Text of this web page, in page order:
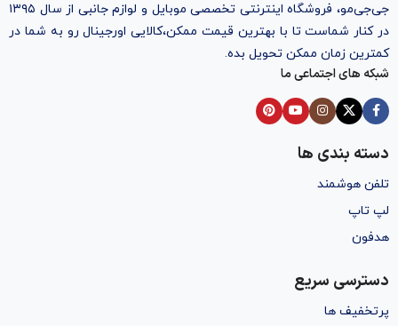
جی‌جی‌مو، فروشگاه اینترنتی تخصصی موبایل و لوازم جانبی از سال ۱۳۹۵
در کنار شماست تا با بهترین قیمت ممکن،‌کالایی اورجینال رو به شما در
کمترین زمان ممکن تحویل بده.
شبکه های اجتماعی ما
دسته بندی ها
تلفن هوشمند
لپ تاپ
هدفون
دسترسی سریع
پرتخفیف ها